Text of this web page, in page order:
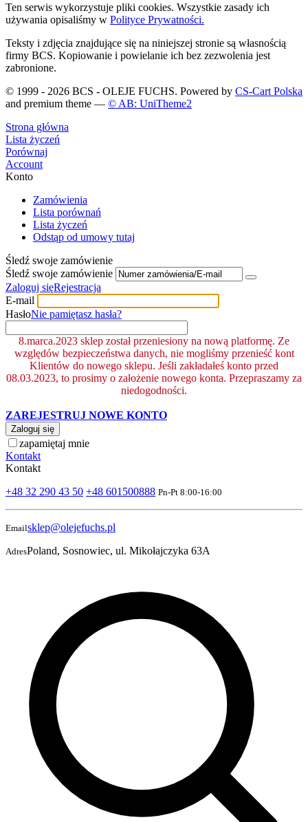
Ten serwis wykorzystuje pliki cookies. Wszystkie zasady ich
używania opisaliśmy w Polityce Prywatności.
Teksty i zdjęcia znajdujące się na niniejszej stronie są własnością
firmy BCS. Kopiowanie i powielanie ich bez zezwolenia jest
zabronione.
© 1999 - 2026 BCS - OLEJE FUCHS. Powered by CS-Cart Polska
and premium theme — © AB: UniTheme2
Strona główna
Lista życzeń
Porównaj
Account
Konto
Zamówienia
Lista porównań
Lista życzeń
Odstąp od umowy tutaj
Śledź swoje zamówienie
Śledź swoje zamówienie
Zaloguj sięRejestracja
E-mail
HasłoNie pamiętasz hasła?
8.marca.2023 sklep został przeniesiony na nową platformę. Ze
względów bezpieczeństwa danych, nie mogliśmy przenieść kont
Klientów do nowego sklepu. Jeśli zakładałeś konto przed
08.03.2023, to prosimy o założenie nowego konta. Przepraszamy za
niedogodności.
ZAREJESTRUJ NOWE KONTO
Zaloguj się
zapamiętaj mnie
Kontakt
Kontakt
+48 32 290 43 50 +48 601500888 Pn-Pt 8:00-16:00
Emailsklep@olejefuchs.pl
AdresPoland, Sosnowiec, ul. Mikołajczyka 63A